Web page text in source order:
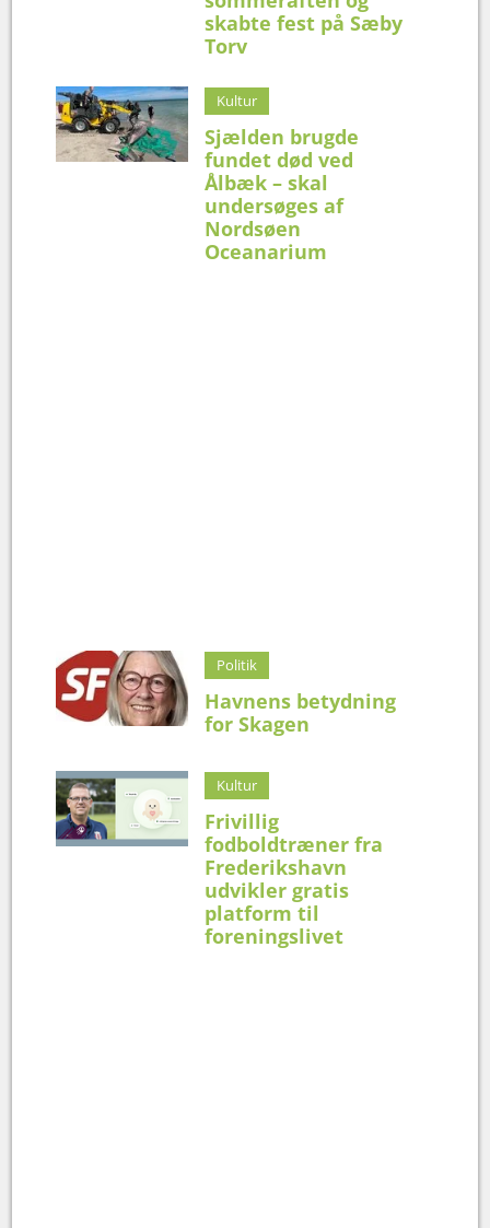
skabte fest på Sæby
Torv
Kultur
Sjælden brugde
fundet død ved
Ålbæk – skal
undersøges af
Nordsøen
Oceanarium
Politik
Havnens betydning
for Skagen
Kultur
Frivillig
fodboldtræner fra
Frederikshavn
udvikler gratis
platform til
foreningslivet